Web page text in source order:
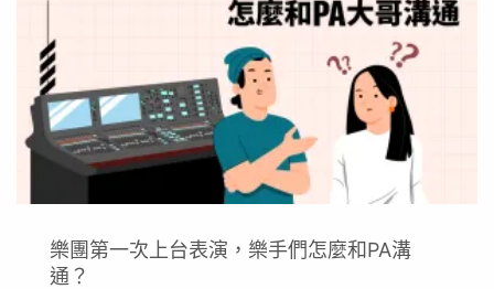
樂團第一次上台表演，樂手們怎麼和PA溝
通？